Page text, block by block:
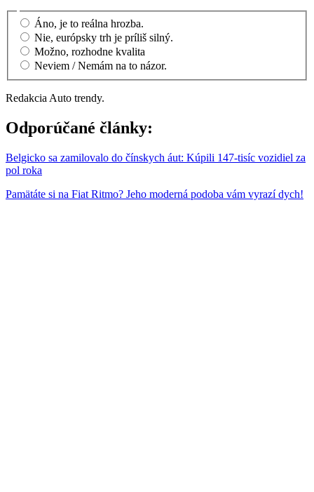
Áno, je to reálna hrozba.
Nie, európsky trh je príliš silný.
Možno, rozhodne kvalita
Neviem / Nemám na to názor.
Redakcia Auto trendy.
Odporúčané články:
Belgicko sa zamilovalo do čínskych áut: Kúpili 147-tisíc vozidiel za
pol roka
Pamätáte si na Fiat Ritmo? Jeho moderná podoba vám vyrazí dych!